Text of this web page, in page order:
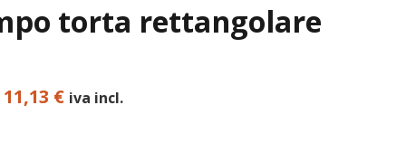
torta rettangolare
Il
11,13 €Iliva incl.